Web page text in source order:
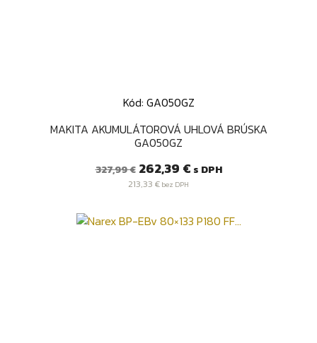
Kód: GA050GZ
MAKITA AKUMULÁTOROVÁ UHLOVÁ BRÚSKA
GA050GZ
Bežná
327,99 € Cena
262,39 € s DPH
213,33 € bez DPH